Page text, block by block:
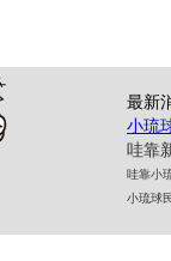
最新
小琉
哇靠
哇靠小
小琉球